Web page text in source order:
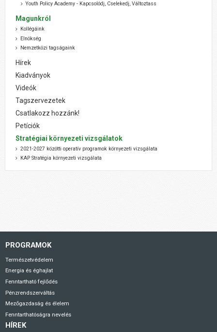
Youth Policy Academy - Kapcsolódj, Cselekedj, Változtass
Magunkról
Kollégáink
Elnökség
Nemzetközi tagságaink
Hírek
Kiadványok
Videók
Tagszervezetek
Csatlakozz hozzánk!
Petíciók
Stratégiai környezeti vizsgálatok
2021-2027 közötti operatív programok környezeti vizsgálata
KAP Stratégia környezeti vizsgálata
PROGRAMOK
Természetvédelem
Energia és éghajlat
Fenntartható fejlődés
Pénzrendszerváltás
Mezőgazdaság és élelem
Fenntarthatóságra nevelés
HÍREK